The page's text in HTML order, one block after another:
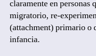
claramente en personas
migratorio, re-
(attachment) primario o
infancia.